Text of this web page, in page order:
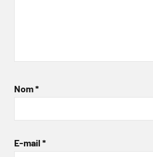
Nom*
E-mail *